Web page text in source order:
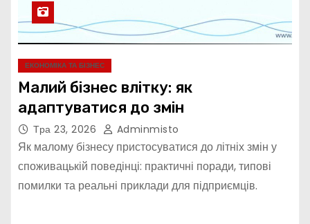
ЕКОНОМІКА ТА БІЗНЕС
Малий бізнес влітку: як
адаптуватися до змін
Тра 23, 2026 Adminmisto
Як малому бізнесу пристосуватися до літніх змін у
споживацькій поведінці: практичні поради, типові
помилки та реальні приклади для підприємців.